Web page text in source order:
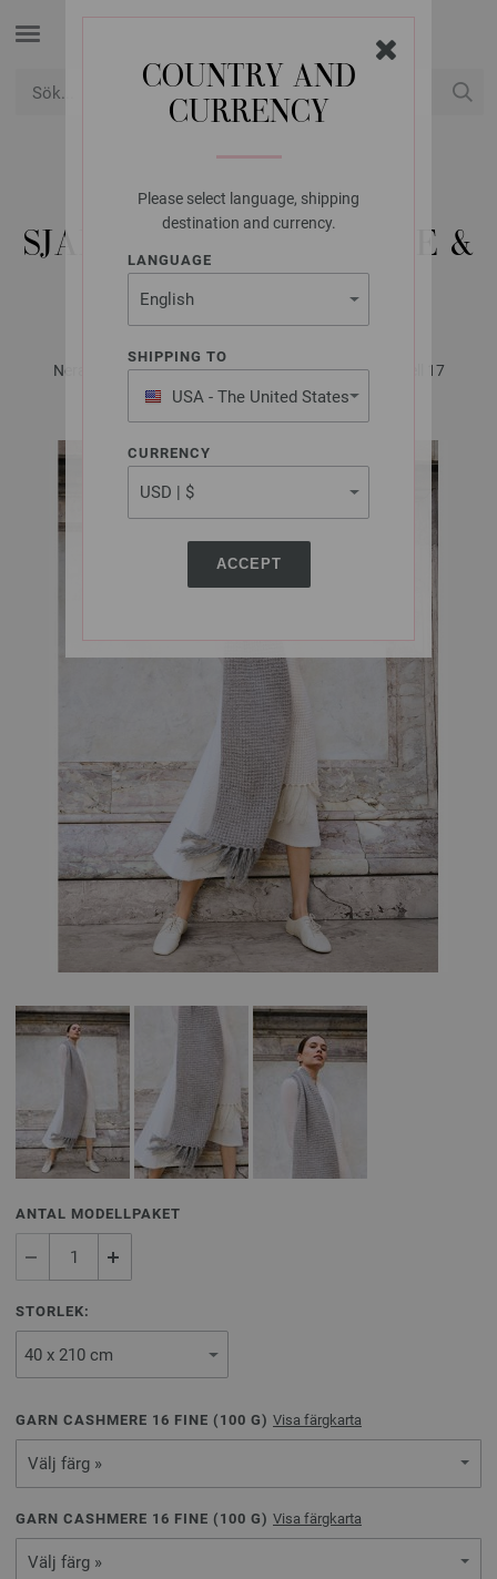
COUNTRY AND
CURRENCY
Please select language, shipping
destination and currency.
LANGUAGE
SHIPPING TO
USA - The United States
of America
CURRENCY
ACCEPT
LANA GROSSA
SJAL CASHMERE 16 FINE &
SETASURI
Nera No. 1 - Magazine (DE) + Oppskrifter (NO) | Modell 17
ANTAL MODELLPAKET
STORLEK:
GARN CASHMERE 16 FINE ( 100 G) Visa färgkarta
Välj färg »
GARN CASHMERE 16 FINE ( 100 G) Visa färgkarta
Välj färg »